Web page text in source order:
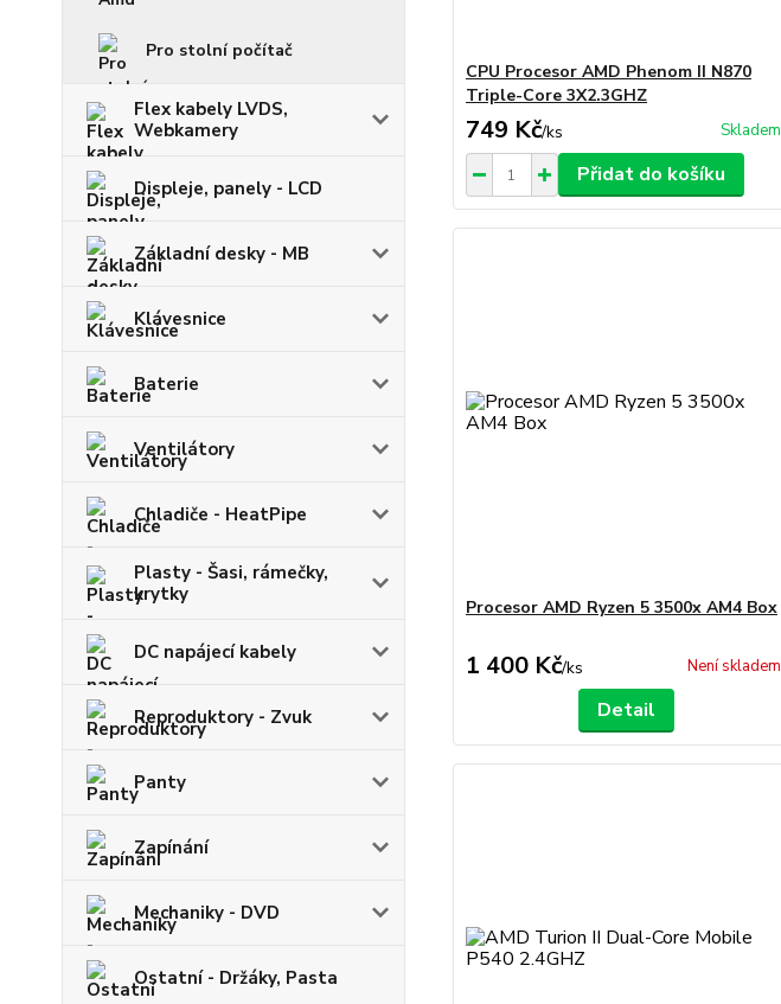
Pro stolní počítač
Flex kabely LVDS,
Webkamery
Displeje, panely - LCD
Základní desky - MB
Klávesnice
Baterie
Ventilátory
Chladiče - HeatPipe
Plasty - Šasi, rámečky,
krytky
DC napájecí kabely
Reproduktory - Zvuk
Panty
Zapínání
Mechaniky - DVD
Ostatní - Držáky, Pasta
CPU Procesor AMD Phenom II N870
Triple-Core 3X2.3GHZ
749 Kč/ks Skladem
Přidat do košíku
Procesor AMD Ryzen 5 3500x AM4 Box
1 400 Kč/ks Není skladem
Detail